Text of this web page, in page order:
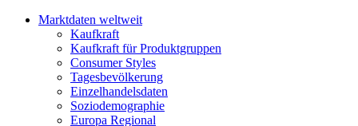
Marktdaten weltweit
Kaufkraft
Kaufkraft für Produktgruppen
Consumer Styles
Tagesbevölkerung
Einzelhandelsdaten
Soziodemographie
Europa Regional